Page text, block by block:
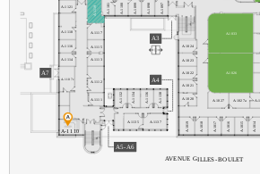
A
9
A
A
9
A
A
0
A
-
1
A- 1 1 1 7
A-111 5
A- 3
A-111 2
A-111 1
A -1 10 7 c
A- 1 114
A 6
A 8
A 2
A- 10 24
A- 10 23
A- 10 22
A- 10 21
A- 10 20
A
-
0
1
A
-
0
1
A
-
0
1
A
-
0
1
A
-
0
1
A
-
0
1
A
A- 02 7a
A- 10 27
A
2
A
4
A
8
A-113 5
A
6
A-113 7
A- 1 1 1 0
A- 1 026
A 0 3 3
AVENUE GILL ES-BOUL ET
A5 A6
A4
A3
A7